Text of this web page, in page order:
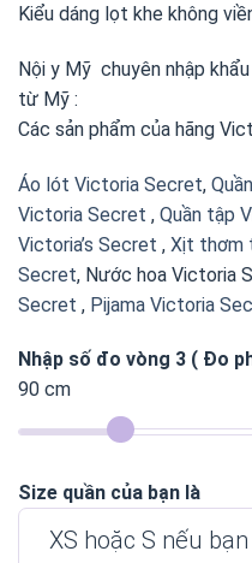
Kiểu dáng lọt khe không
Nội y Mỹ chuyên nhập
từ Mỹ :
Các sản phẩm của hãng
Áo lót Victoria Secret,
Victoria Secret , Quần tập
Victoria’s Secret , Xịt thơm
Secret, Nước hoa Victoria
Secret , Pijama Victoria
Nhập số đo vòng 3 ( Đo
90 cm
Size quần của bạn là
XS hoặc S nếu